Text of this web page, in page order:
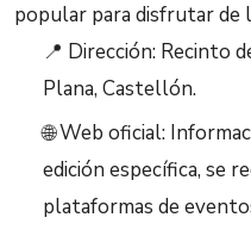
popular para disfrutar de
📍 Dirección: Recinto
Plana, Castellón.
🌐 Web oficial:
edición específica, se
plataformas de